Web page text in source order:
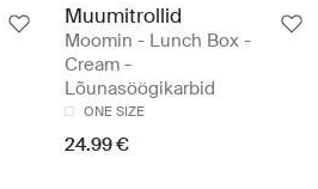
Muumitrollid
Moomin - Lunch Box -
Cream -
Lõunasöögikarbid
ONE SIZE
24.99 €